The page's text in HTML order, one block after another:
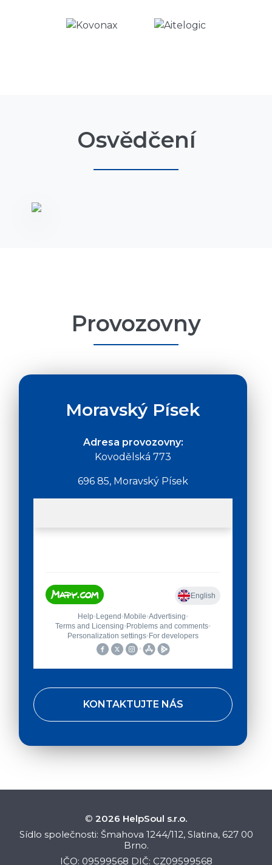
Osvědčení
Provozovny
Moravský Písek
Adresa provozovny:
Kovodělská 773
696 85, Moravský Písek
KONTAKTUJTE NÁS
© 2026 HelpSoul s.r.o.
Sídlo společnosti: Šmahova 1244/112, Slatina, 627 00
Brno.
IČO: 09599568 DIČ: CZ09599568